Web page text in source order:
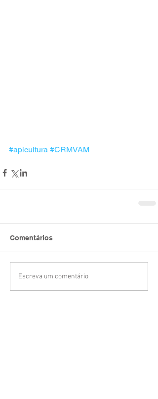
#apicultura #CRMVAM
Comentários
Escreva um comentário